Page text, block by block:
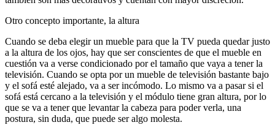
Otro concepto importante, la altura
Cuando se deba elegir un mueble para que la TV pueda quedar justo
a la altura de los ojos, hay que ser conscientes de que el mueble en
cuestión va a verse condicionado por el tamaño que vaya a tener la
televisión. Cuando se opta por un mueble de televisión bastante bajo
y el sofá esté alejado, va a ser incómodo. Lo mismo va a pasar si el
sofá está cercano a la televisión y el módulo tiene gran altura, por lo
que se va a tener que levantar la cabeza para poder verla, una
postura, sin duda, que puede ser algo molesta.